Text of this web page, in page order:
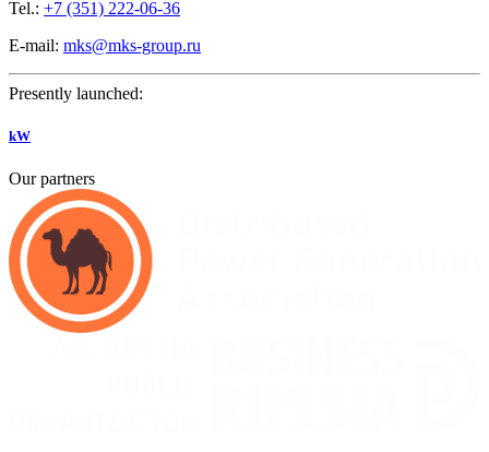
Tel.: +7 (351) 222-06-36
E-mail: mks@mks-group.ru
Presently launched:
kW
Our partners